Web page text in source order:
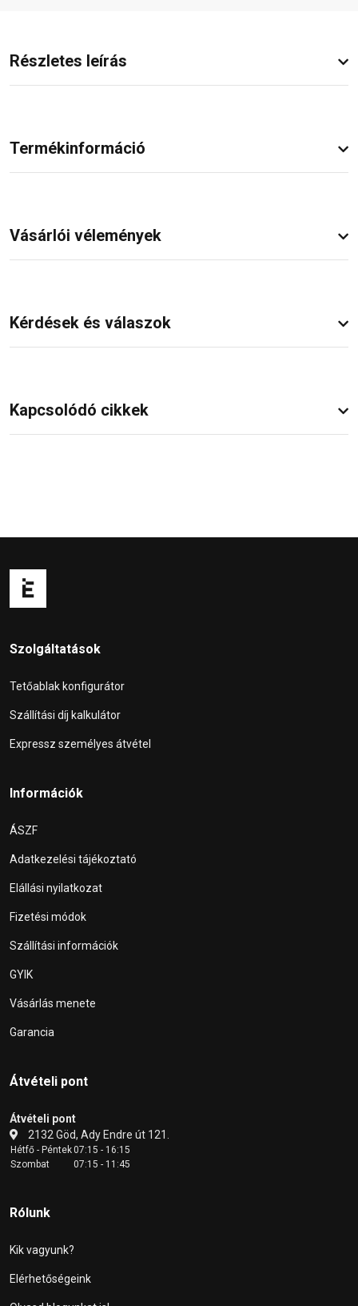
Részletes leírás
Termékinformáció
Vásárlói vélemények
Kérdések és válaszok
Kapcsolódó cikkek
Szolgáltatások
Tetőablak konfigurátor
Szállítási díj kalkulátor
Expressz személyes átvétel
Információk
ÁSZF
Adatkezelési tájékoztató
Elállási nyilatkozat
Fizetési módok
Szállítási információk
GYIK
Vásárlás menete
Garancia
Átvételi pont
Átvételi pont
2132 Göd, Ady Endre út 121.
Hétfő - Péntek07:15 - 16:15
Szombat
07:15 - 11:45
Rólunk
Kik vagyunk?
Elérhetőségeink